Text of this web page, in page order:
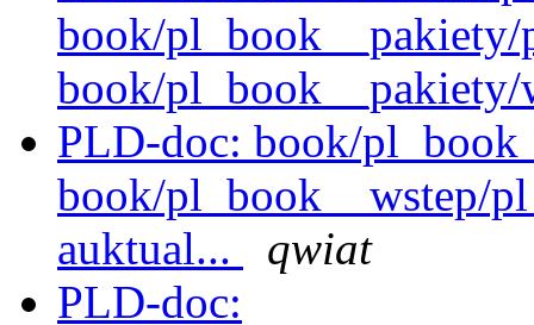
book/pl_book__pakiety/
book/
PLD-doc: book/
book/pl_book__wstep/
auktual...
qwiat
PLD-doc: